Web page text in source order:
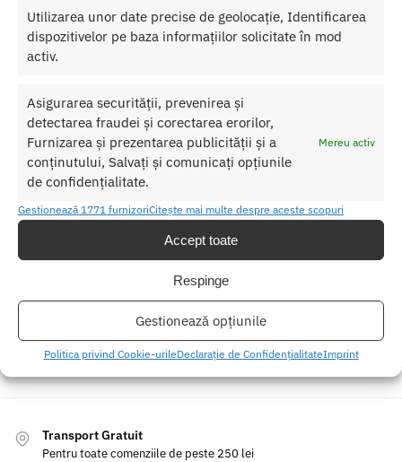
Utilizarea unor date precise de geolocație, Identificarea
dispozitivelor pe baza informațiilor solicitate în mod
activ.
Asigurarea securității, prevenirea și
detectarea fraudei și corectarea erorilor,
Furnizarea și prezentarea publicității și a
conținutului, Salvați și comunicați opțiunile
de confidențialitate.
Mereu activ
Gestionează 1771 furnizoriCitește mai multe despre aceste scopuri
Accept toate
Respinge
Gestionează opțiunile
Politica privind Cookie-urileDeclarație de ConfidențialitateImprint
Parfum Barbatesc cu Feromoni Casanova 30 ml
lei
Adaugă în coș
Parfum cu
Transport Gratuit
Pentru toate comenziile de peste 250 lei